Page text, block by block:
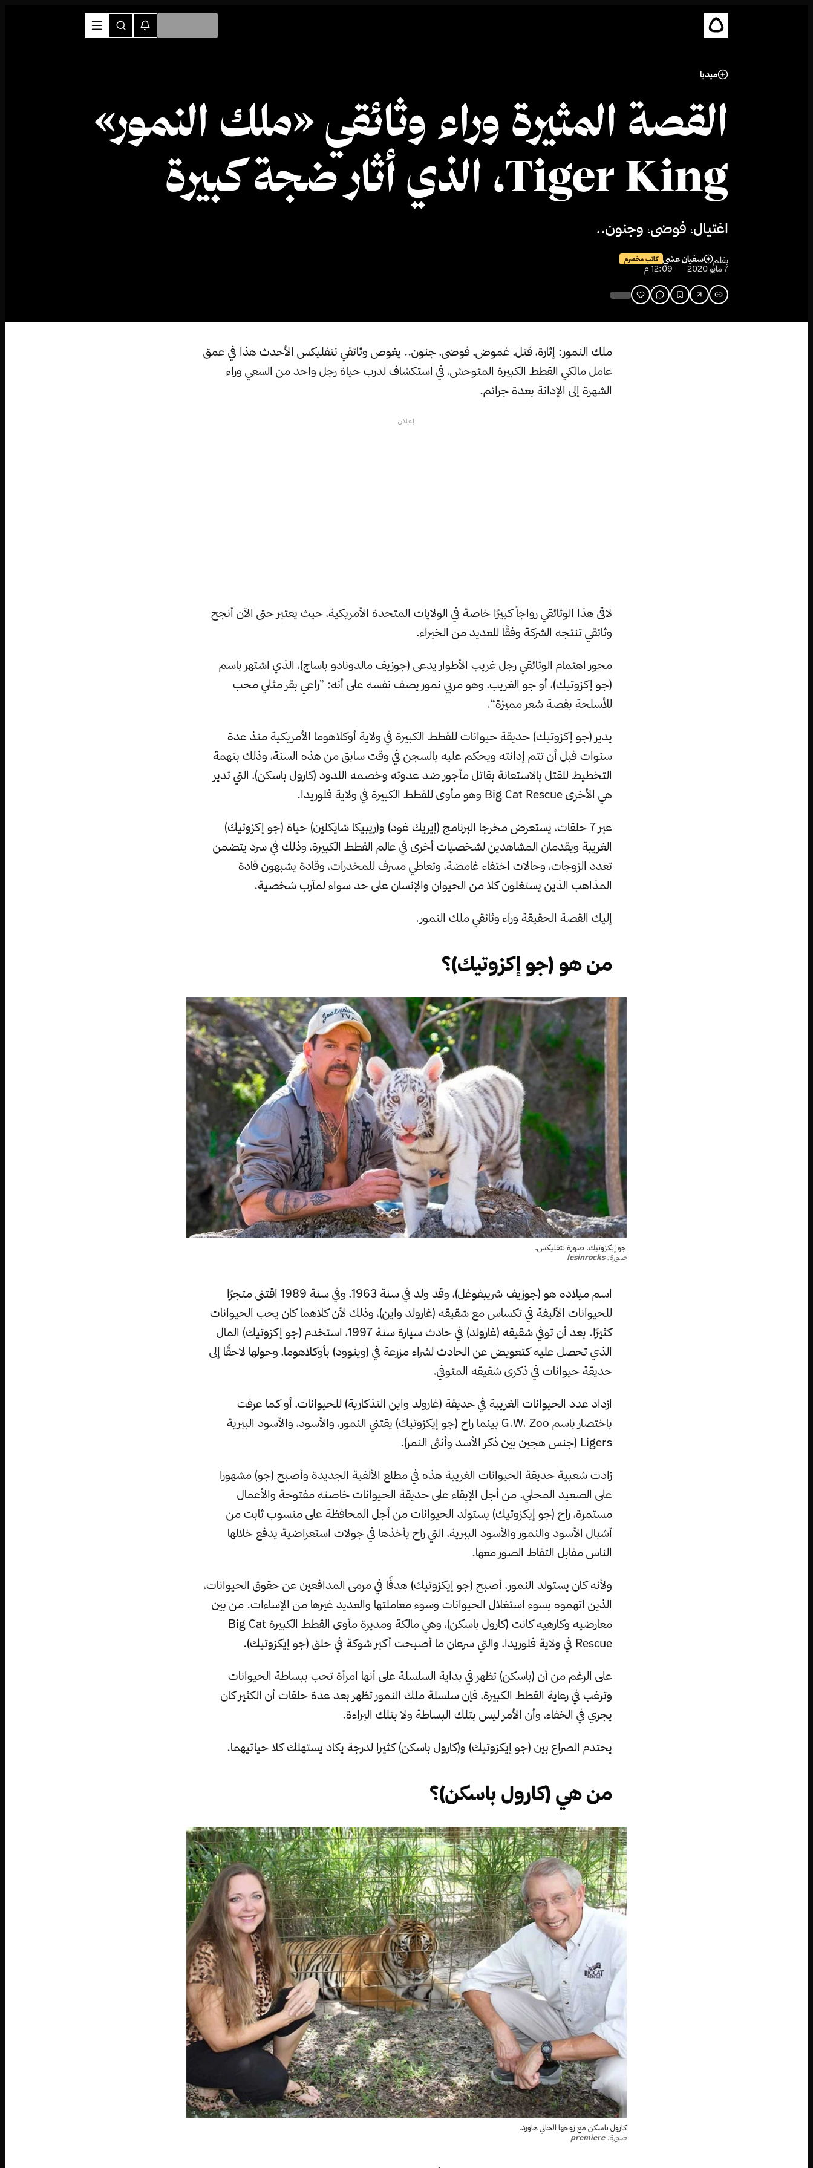
ميديا
القصة المثيرة وراء وثائقي «ملك النمور»
Tiger King، الذي أثار ضجة كبيرة
اغتيال، فوضى، وجنون..
بقلم سفيان عشي كاتب مخضرم
7 مايو 2020 — 12:09 م
ملك النمور: إثارة، قتل، غموض، فوضى، جنون.. يغوص وثائقي نتفليكس الأحدث هذا في عمق
عامل مالكي القطط الكبيرة المتوحش، في استكشاف لدرب حياة رجل واحد من السعي وراء
الشهرة إلى الإدانة بعدة جرائم.
إعلان
لاقى هذا الوثائقي رواجاً كبيرًا خاصة في الولايات المتحدة الأمريكية، حيث يعتبر حتى الآن أنجح
وثائقي تنتجه الشركة وفقًا للعديد من الخبراء.
محور اهتمام الوثائقي رجل غريب الأطوار يدعى (جوزيف مالدونادو باساج)، الذي اشتهر باسم
(جو إكزوتيك)، أو جو الغريب، وهو مربي نمور يصف نفسه على أنه: ”راعي بقر مثلي محب
للأسلحة بقصة شعر مميزة“.
يدير (جو إكزوتيك) حديقة حيوانات للقطط الكبيرة في ولاية أوكلاهوما الأمريكية منذ عدة
سنوات قبل أن تتم إدانته ويحكم عليه بالسجن في وقت سابق من هذه السنة، وذلك بتهمة
التخطيط للقتل بالاستعانة بقاتل مأجور ضد عدوته وخصمه اللدود (كارول باسكن)، التي تدير
هي الأخرى Big Cat Rescue وهو مأوى للقطط الكبيرة في ولاية فلوريدا.
عبر 7 حلقات، يستعرض مخرجا البرنامج (إيريك غود) و(ريبيكا شايكلين) حياة (جو إكزوتيك)
الغريبة ويقدمان المشاهدين لشخصيات أخرى في عالم القطط الكبيرة، وذلك في سرد يتضمن
تعدد الزوجات، وحالات اختفاء غامضة، وتعاطي مسرف للمخدرات، وقادة يشبهون قادة
المذاهب الذين يستغلون كلا من الحيوان والإنسان على حد سواء لمآرب شخصية.
إليك القصة الحقيقة وراء وثائقي ملك النمور.
من هو (جو إكزوتيك)؟
جو إيكزوتيك. صورة نتفليكس.
صورة:lesinrocks
اسم ميلاده هو (جوزيف شريبفوغل)، وقد ولد في سنة 1963، وفي سنة 1989 اقتنى متجرًا
للحيوانات الأليفة في تكساس مع شقيقه (غارولد واين)، وذلك لأن كلاهما كان يحب الحيوانات
كثيرًا. بعد أن توفي شقيقه (غارولد) في حادث سيارة سنة 1997، استخدم (جو إكزوتيك) المال
الذي تحصل عليه كتعويض عن الحادث لشراء مزرعة في (وينوود) بأوكلاهوما، وحولها لاحقًا إلى
حديقة حيوانات في ذكرى شقيقه المتوفي.
ازداد عدد الحيوانات الغريبة في حديقة (غارولد واين التذكارية) للحيوانات، أو كما عرفت
باختصار باسم G.W. Zoo بينما راح (جو إيكزوتيك) يقتني النمور، والأسود، والأسود الببرية
Ligers (جنس هجين بين ذكر الأسد وأنثى النمر).
زادت شعبية حديقة الحيوانات الغريبة هذه في مطلع الألفية الجديدة وأصبح (جو) مشهورا
على الصعيد المحلي. من أجل الإبقاء على حديقة الحيوانات خاصته مفتوحة والأعمال
مستمرة، راح (جو إيكزوتيك) يستولد الحيوانات من أجل المحافظة على منسوب ثابت من
أشبال الأسود والنمور والأسود الببرية، التي راح يأخذها في جولات استعراضية يدفع خلالها
الناس مقابل التقاط الصور معها.
ولأنه كان يستولد النمور، أصبح (جو إيكزوتيك) هدفًا في مرمى المدافعين عن حقوق الحيوانات،
الذين اتهموه بسوء استغلال الحيوانات وسوء معاملتها والعديد غيرها من الإساءات. من بين
معارضيه وكارهيه كانت (كارول باسكن)، وهي مالكة ومديرة مأوى القطط الكبيرة Big Cat
Rescue في ولاية فلوريدا، والتي سرعان ما أصبحت أكبر شوكة في حلق (جو إيكزوتيك).
على الرغم من أن (باسكن) تظهر في بداية السلسلة على أنها امرأة تحب ببساطة الحيوانات
وترغب في رعاية القطط الكبيرة، فإن سلسلة ملك النمور تظهر بعد عدة حلقات أن الكثير كان
يجري في الخفاء، وأن الأمر ليس بتلك البساطة ولا بتلك البراءة.
يحتدم الصراع بين (جو إيكزوتيك) و(كارول باسكن) كثيرا لدرجة يكاد يستهلك كلا حياتيهما.
من هي (كارول باسكن)؟
كارول باسكن مع زوجها الحالي هاورد.
صورة:premiere